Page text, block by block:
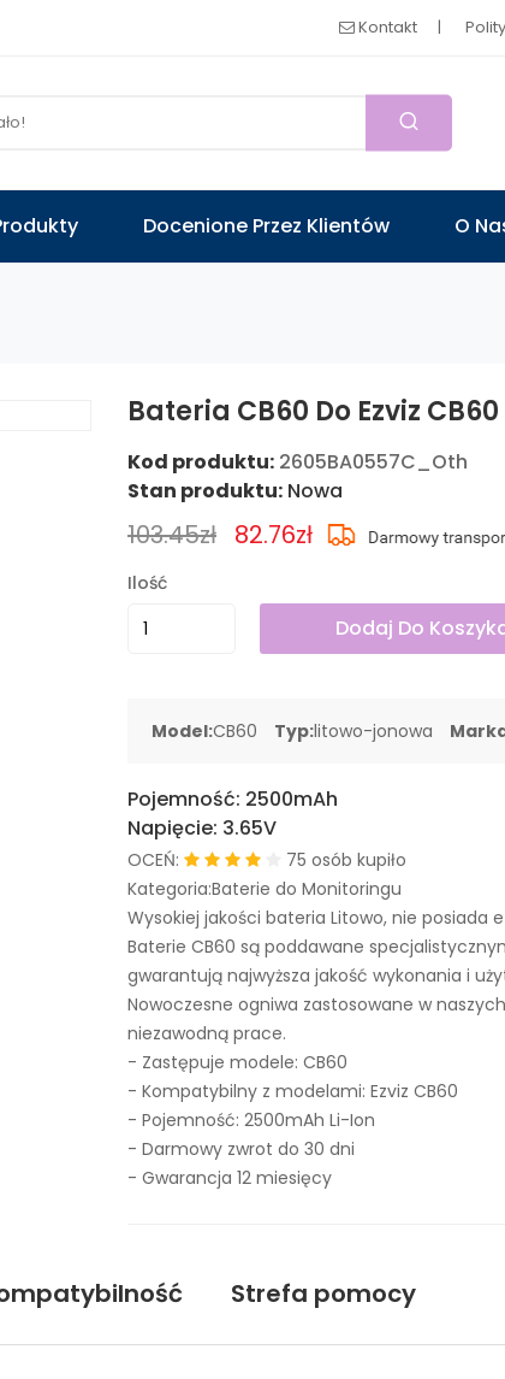
Kontakt
Docenione Przez Klientów O
Bateria CB60 Do Ezviz CB60
Kod produktu: 2605BA0557C_Oth
Stan produktu: Nowa
103.45zł 82.76zł
Ilość
Dodaj Do
Model:CB60 Typ:litowo-jonowa
Pojemność: 2500mAh
Napięcie: 3.65V
OCEŃ:
75 osób kupiło
Kategoria:Baterie do Monitoringu
Wysokiej jakości bateria Litowo, nie posiada
Baterie CB60 są poddawane
gwarantują najwyższa jakość wykonania i
Nowoczesne ogniwa zastosowane w
niezawodną prace.
- Zastępuje modele: CB60
- Kompatybilny z modelami: Ezviz CB60
- Pojemność: 2500mAh Li-Ion
- Darmowy zwrot do 30 dni
- Gwarancja 12 miesięcy
Strefa pomocy